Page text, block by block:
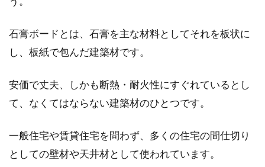
石膏ボードとは、石膏を主な材料としてそれを板状に
し、板紙で包んだ建築材です。
安価で丈夫、しかも断熱・耐火性にすぐれているとし
て、なくてはならない建築材のひとつです。
一般住宅や賃貸住宅を問わず、多くの住宅の間仕切り
としての壁材や天井材として使われています。